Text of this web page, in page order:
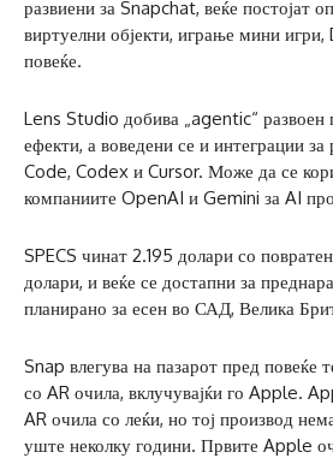
развиени за Snapchat, веќе постојат
виртуелни објекти, играње мини
повеќе.
Lens Studio добива „agentic“ развоен
ефекти, а воведени се и интеграции за
Code, Codex и Cursor. Може да се
компаниите OpenAI и Gemini за AI
SPECS чинат 2.195 долари со
долари, и веќе се достапни за
планирано за есен во САД, Велика
Snap влегува на пазарот пред повеќе
со AR очила, вклучувајќи го Apple.
AR очила со леќи, но тој производ
уште неколку години. Првите Apple